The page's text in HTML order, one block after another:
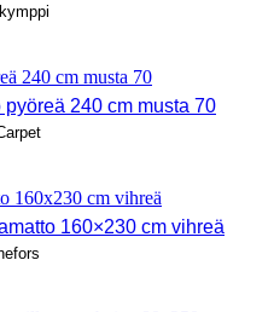
240 cm musta 70
160×230 cm vihreä